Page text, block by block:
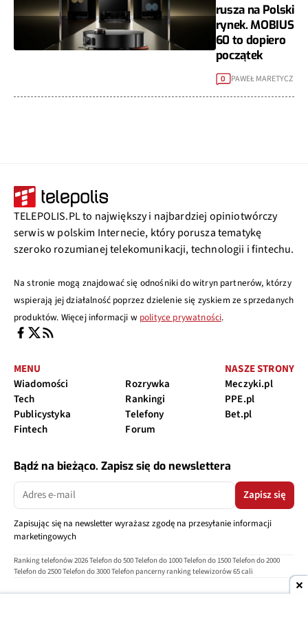
rusza na Polski
rynek. MOBIUS
60 to dopiero
początek
0 PAWEŁ MARETYCZ
TELEPOLIS.PL to największy i najbardziej opiniotwórczy
serwis w polskim Internecie, który porusza tematykę
szeroko rozumianej telekomunikacji, technologii i fintechu.
Na stronie mogą znajdować się odnośniki do witryn partnerów, którzy
wspierają jej działalność poprzez dzielenie się zyskiem ze sprzedanych
produktów. Więcej informacji w polityce prywatności.
MENU
Wiadomości
Tech
Publicystyka
Fintech
Rozrywka
Rankingi
Telefony
Forum
NASZE STRONY
Meczyki.pl
PPE.pl
Bet.pl
Bądź na bieżąco. Zapisz się do newslettera
Zapisz się
Zapisując się na newsletter wyrażasz zgodę na przesyłanie informacji
marketingowych
Ranking telefonów 2026Telefon do 500Telefon do 1000Telefon do 1500Telefon do 2000
Telefon do 2500Telefon do 3000Telefon pancerny ranking telewizorów 65 cali